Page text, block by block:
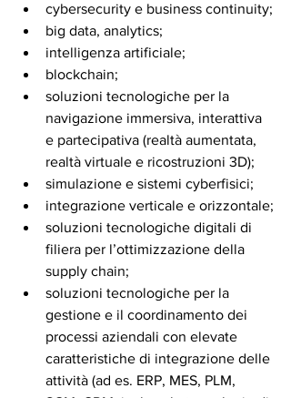
cybersecurity e business continuity;
big data, analytics;
intelligenza artificiale;
blockchain;
soluzioni tecnologiche per la
navigazione immersiva, interattiva
e partecipativa (realtà aumentata,
realtà virtuale e ricostruzioni 3D);
simulazione e sistemi cyberfisici;
integrazione verticale e orizzontale;
soluzioni tecnologiche digitali di
filiera per l’ottimizzazione della
supply chain;
soluzioni tecnologiche per la
gestione e il coordinamento dei
processi aziendali con elevate
caratteristiche di integrazione delle
attività (ad es. ERP, MES, PLM,